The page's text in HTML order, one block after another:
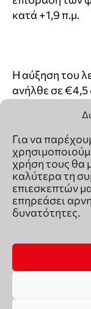
Για να
χρήση τους θα
καλύτερα τη
επιεσκεπτών
επηρεάσει
δυνατότητες.